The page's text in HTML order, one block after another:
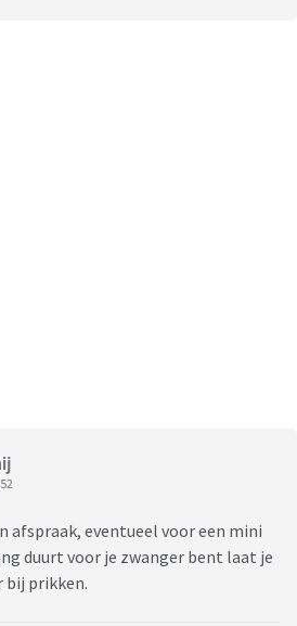
afspraak, eventueel voor een mini
duurt voor je zwanger bent laat je
bij prikken.